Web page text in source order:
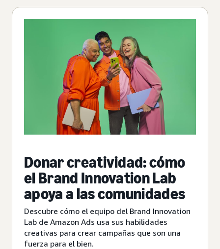
Donar creatividad: cómo
el Brand Innovation Lab
apoya a las comunidades
Descubre cómo el equipo del Brand Innovation
Lab de Amazon Ads usa sus habilidades
creativas para crear campañas que son una
fuerza para el bien.